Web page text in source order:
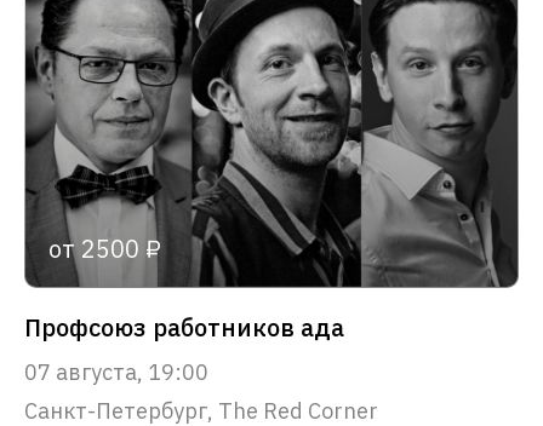
от 2500 ₽
Профсоюз работников ада
07 августа, 19:00
Санкт-Петербург, The Red Corner